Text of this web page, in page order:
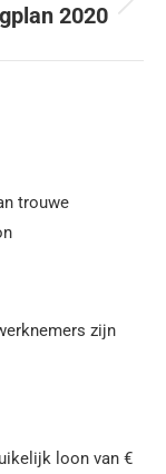
2020
trouwe
zijn
loon van €